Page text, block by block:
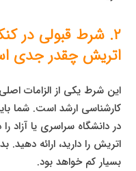
۲. شرط قبولی در
اتریش چقدر جدی
این شرط یکی از الزامات
کارشناسی ارشد است. شما
در دانشگاه سراسری یا
اتریش را دارید، ارائه
بسیار کم خواهد بود.